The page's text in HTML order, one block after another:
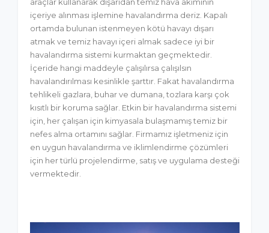
içeriye alınması işlemine havalandırma deriz. Kapalı
ortamda bulunan istenmeyen kötü havayı dışarı
atmak ve temiz havayı içeri almak sadece iyi bir
havalandırma sistemi kurmaktan geçmektedir.
İçeride hangi maddeyle çalışılırsa çalışılsın
havalandırılması kesinlikle şarttır. Fakat havalandırma
tehlikeli gazlara, buhar ve dumana, tozlara karşı çok
kısıtlı bir koruma sağlar. Etkin bir havalandırma sistemi
için, her çalışan için kimyasala bulaşmamış temiz bir
nefes alma ortamını sağlar. Firmamız işletmeniz için
en uygun havalandırma ve iklimlendirme çözümleri
için her türlü projelendirme, satış ve uygulama desteği
vermektedir.